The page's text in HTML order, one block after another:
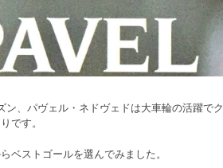
、パヴェル・ネドヴェドは大車輪の活躍でク
です。
ベストゴールを選んでみました。